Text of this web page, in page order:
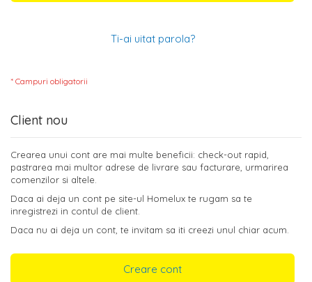
Ti-ai uitat parola?
Client nou
Crearea unui cont are mai multe beneficii: check-out rapid,
pastrarea mai multor adrese de livrare sau facturare, urmarirea
comenzilor si altele.
Daca ai deja un cont pe site-ul Homelux te rugam sa te
inregistrezi in contul de client.
Daca nu ai deja un cont, te invitam sa iti creezi unul chiar acum.
Creare cont